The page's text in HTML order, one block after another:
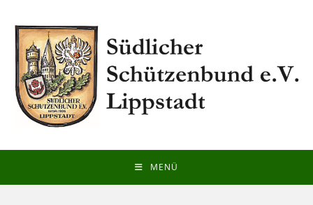
Inhalt
springen
MENÜ